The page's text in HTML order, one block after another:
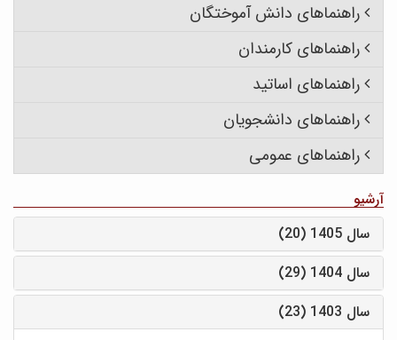
راهنماهای دانش آموختگان
راهنماهای کارمندان
راهنماهای اساتید
راهنماهای دانشجویان
راهنماهای عمومی
آرشیو
سال 1405 (20)
سال 1404 (29)
سال 1403 (23)